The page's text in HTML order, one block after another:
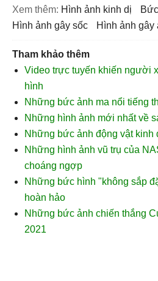
Xem thêm: hình ảnh kinh dị
hình ảnh gây sốc
hình ảnh
Tham khảo thêm
Video trực tuyến khiến người
hình
Những bức ảnh ma nổi tiếng
Những hình ảnh mới nhất về
Những bức ảnh động vật kinh
Những hình ảnh vũ trụ của
choáng ngợp
Những bức hình "không sắp
hoàn hảo
Những bức ảnh chiến thắng
2021